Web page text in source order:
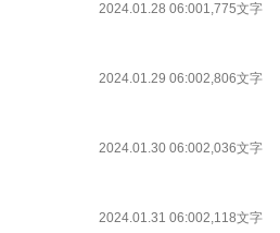
2024.01.28 06:001,775文字
2024.01.29 06:002,806文字
2024.01.30 06:002,036文字
2024.01.31 06:002,118文字